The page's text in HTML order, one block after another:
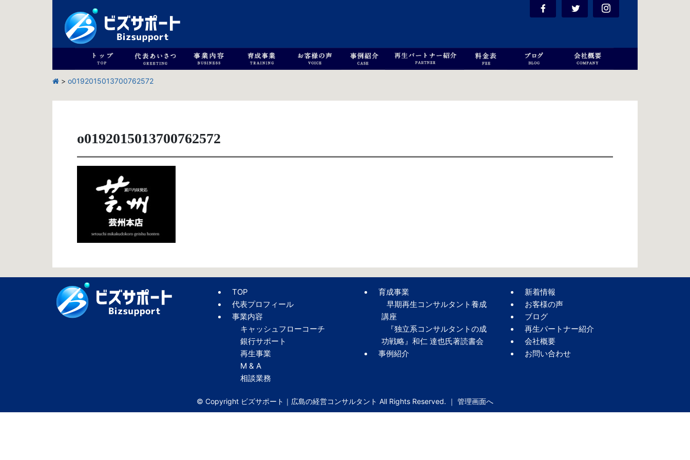
> o0192015013700762572
o0192015013700762572
TOP
代表プロフィール
事業内容
キャッシュフローコーチ
銀行サポート
再生事業
M & A
相談業務
育成事業
早期再生コンサルタント養成
講座
『独立系コンサルタントの成
功戦略』和仁 達也氏著読書会
事例紹介
新着情報
お客様の声
ブログ
再生パートナー紹介
会社概要
お問い合わせ
© Copyright ビズサポート｜広島の経営コンサルタント All Rights Reserved. ｜ 管理画面へ